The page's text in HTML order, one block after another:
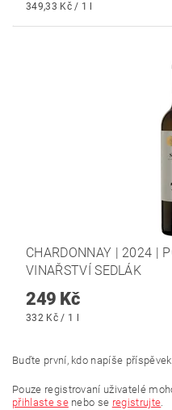
349,33 Kč / 1 l
CHARDONNAY | 2024 |
VINAŘSTVÍ SEDLÁK
249 Kč
332 Kč / 1 l
Buďte první, kdo napíše
Pouze registrovaní uživatelé
přihlaste senebo se registrujte.